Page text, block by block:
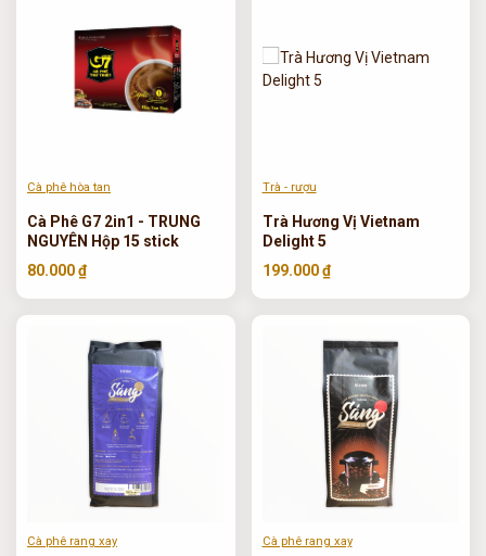
Cà phê hòa tan
Cà Phê G7 2in1 - TRUNG
NGUYÊN Hộp 15 stick
80.000 ₫
Trà - rượu
Trà Hương Vị Vietnam
Delight 5
199.000 ₫
Cà phê rang xay Cà phê rang xay